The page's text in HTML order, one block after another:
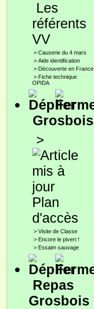
Les
référents
VV
> Causerie du 4 mars
> Aide identification
> Découverte en France
> Fiche technique
OPIDA
Grosbois
>
Plan
d'accès
> Visite de Classe
> Encore le pivert !
> Essaim sauvage
Repas
Grosbois